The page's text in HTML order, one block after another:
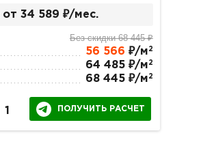
от 34 589 ₽/мес.
Без скидки 68 445 ₽
56 566 ₽/м 2
64 485 ₽/м 2
68 445 ₽/м 2
1 ПОЛУЧИТЬ РАСЧЕТ